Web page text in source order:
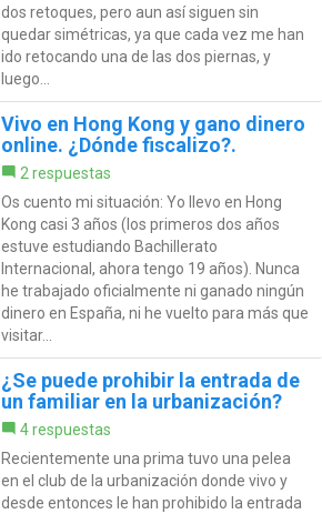
dos retoques, pero aun así siguen sin
quedar simétricas, ya que cada vez me han
ido retocando una de las dos piernas, y
luego...
Vivo en Hong Kong y gano dinero
online. ¿Dónde fiscalizo?.
2 respuestas
Os cuento mi situación: Yo llevo en Hong
Kong casi 3 años (los primeros dos años
estuve estudiando Bachillerato
Internacional, ahora tengo 19 años). Nunca
he trabajado oficialmente ni ganado ningún
dinero en España, ni he vuelto para más que
visitar...
¿Se puede prohibir la entrada de
un familiar en la urbanización?
4 respuestas
Recientemente una prima tuvo una pelea
en el club de la urbanización donde vivo y
desde entonces le han prohibido la entrada